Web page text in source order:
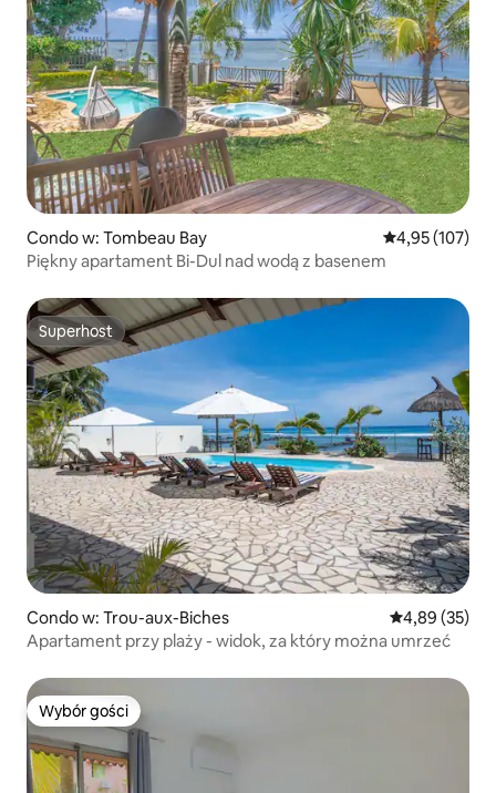
Condo w: Tombeau Bay Średnia
4,95 (107)
Piękny apartament Bi-Dul nad wodą z basenem
Superhost
Superhost
Condo w: Trou-aux-Biches Średnia
4,89 (35)
Apartament przy plaży - widok, za który można umrzeć
Wybór gości
Wybór gości